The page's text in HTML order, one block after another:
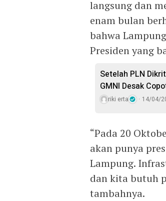
langsung dan
enam bulan
bahwa
Presiden yang
Setelah PLN
GMNI Desak
riki erta 14/04/
“Pada 20
akan punya
Lampung.
dan kita butuh
tambahnya.